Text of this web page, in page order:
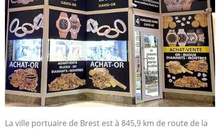
La ville portuaire de Brest est à 845,9 km de route de la